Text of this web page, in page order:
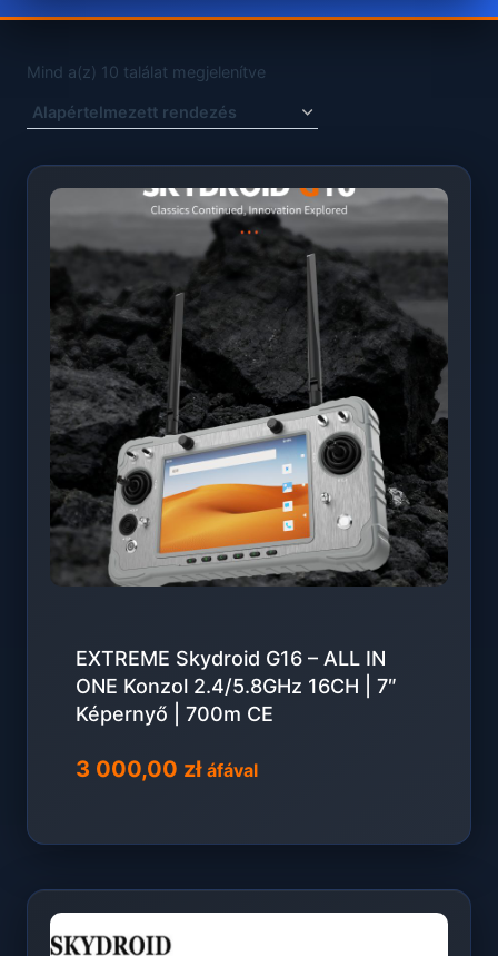
Mind a(z) 10 találat megjelenítve
EXTREME Skydroid G16 – ALL IN
ONE Konzol 2.4/5.8GHz 16CH | 7″
Képernyő | 700m CE
3 000,00 zł áfával